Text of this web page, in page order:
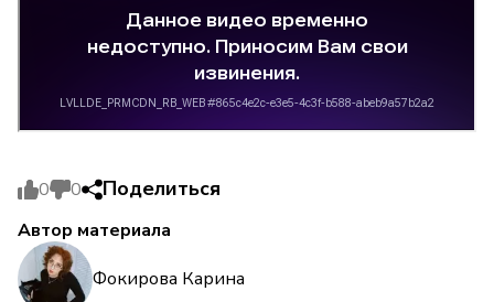
0 0 Поделиться
Автор материала
Фокирова Карина